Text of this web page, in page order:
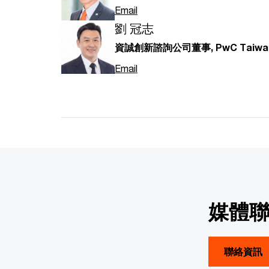
Email
劉 冠志
資誠創新諮詢公司董事, PwC
Email
媒體
聯絡資訊